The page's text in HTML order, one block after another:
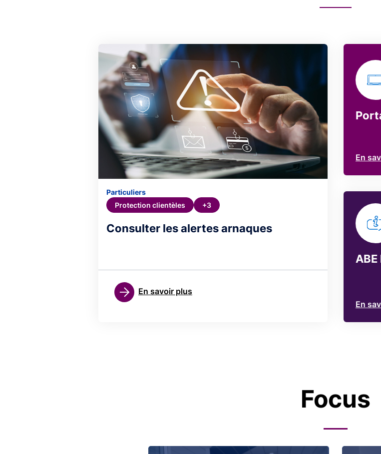
Consulter les alertes arnaques
Particuliers
Protection clientèles
+3
En savoir plus
En
En
Focus